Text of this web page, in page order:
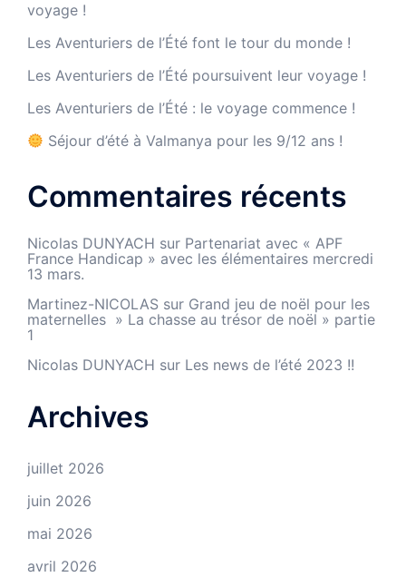
voyage !
Les Aventuriers de l’Été font le tour du monde !
Les Aventuriers de l’Été poursuivent leur voyage !
Les Aventuriers de l’Été : le voyage commence !
Séjour d’été à Valmanya pour les 9/12 ans !
Commentaires récents
Nicolas DUNYACH sur Partenariat avec « APF
France Handicap » avec les élémentaires mercredi
13 mars.
Martinez-NICOLAS sur Grand jeu de noël pour les
maternelles » La chasse au trésor de noël » partie
1
Nicolas DUNYACH sur Les news de l’été 2023 !!
Archives
juillet 2026
juin 2026
mai 2026
avril 2026